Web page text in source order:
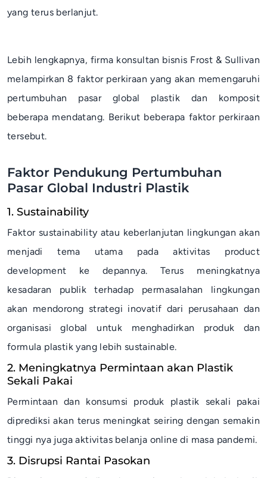
yang terus berlanjut.
Lebih lengkapnya, firma konsultan bisnis Frost & Sullivan
melampirkan 8 faktor perkiraan yang akan memengaruhi
pertumbuhan pasar global plastik dan komposit
beberapa mendatang. Berikut beberapa faktor perkiraan
tersebut.
Faktor Pendukung Pertumbuhan
Pasar Global Industri Plastik
1. Sustainability
Faktor sustainability atau keberlanjutan lingkungan akan
menjadi tema utama pada aktivitas product
development ke depannya. Terus meningkatnya
kesadaran publik terhadap permasalahan lingkungan
akan mendorong strategi inovatif dari perusahaan dan
organisasi global untuk menghadirkan produk dan
formula plastik yang lebih sustainable.
2. Meningkatnya Permintaan akan Plastik
Sekali Pakai
Permintaan dan konsumsi produk plastik sekali pakai
diprediksi akan terus meningkat seiring dengan semakin
tinggi nya juga aktivitas belanja onlinedi masa pandemi.
3. Disrupsi Rantai Pasokan